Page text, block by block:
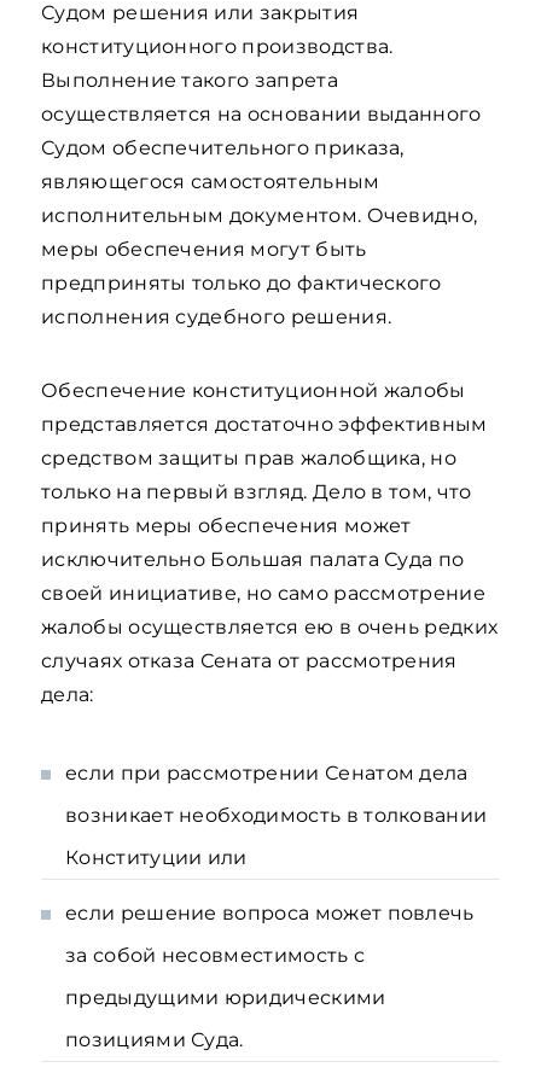
Судом решения или закрытия
конституционного производства.
Выполнение такого запрета
осуществляется на основании выданного
Судом обеспечительного приказа,
являющегося самостоятельным
исполнительным документом. Очевидно,
меры обеспечения могут быть
предприняты только до фактического
исполнения судебного решения.
Обеспечение конституционной жалобы
представляется достаточно эффективным
средством защиты прав жалобщика, но
только на первый взгляд. Дело в том, что
принять меры обеспечения может
исключительно Большая палата Суда по
своей инициативе, но само рассмотрение
жалобы осуществляется ею в очень редких
случаях отказа Сената от рассмотрения
дела:
если при рассмотрении Сенатом дела
возникает необходимость в толковании
Конституции или
если решение вопроса может повлечь
за собой несовместимость с
предыдущими юридическими
позициями Суда.